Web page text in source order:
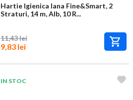
Hartie Igienica Iana Fine&Smart, 2
Straturi, 14 m, Alb, 10 R...
11,43 lei
9,83 lei
IN STOC